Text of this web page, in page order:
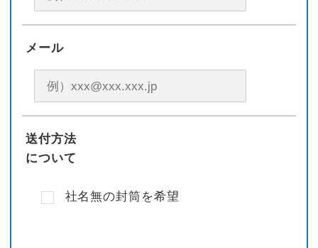
メール
送付方法
について
社名無の封筒を希望